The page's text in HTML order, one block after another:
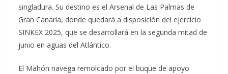
singladura. Su destino es el Arsenal de Las Palmas de
Gran Canaria, donde quedará a disposición del ejercicio
SINKEX 2025, que se desarrollará en la segunda mitad de
junio en aguas del Atlántico.
El Mahón navega remolcado por el buque de apoyo